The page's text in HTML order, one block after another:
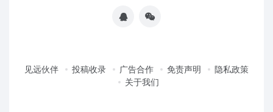
见远伙伴 投稿收录 广告合作 免责声明
隐私政策
关于我们